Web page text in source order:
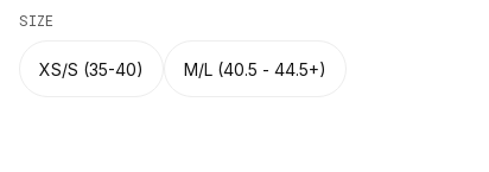
SIZE
XS/S (35-40) M/L (40.5 - 44.5+)